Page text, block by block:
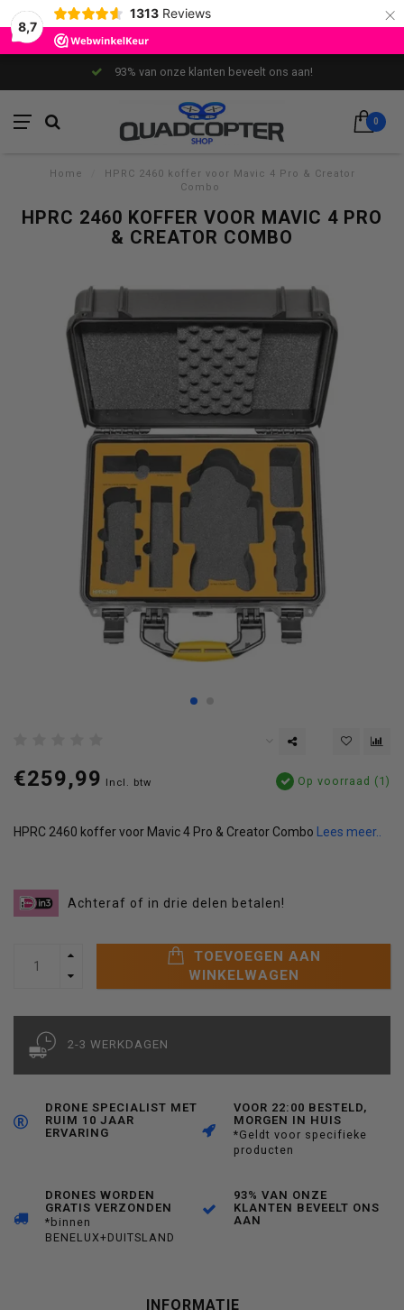
8,7
1313 Reviews ×
93% van onze klanten beveelt ons aan!
0
Home
HPRC 2460 koffer voor Mavic 4 Pro & Creator
Combo
HPRC 2460 KOFFER VOOR MAVIC 4 PRO
& CREATOR COMBO
€259,99 Incl. btw Op voorraad (1)
HPRC 2460 koffer voor Mavic 4 Pro & Creator Combo Lees meer..
Achteraf of in drie delen betalen!
TOEVOEGEN AAN
WINKELWAGEN
2-3 WERKDAGEN
DRONE SPECIALIST MET
RUIM 10 JAAR
ERVARING
VOOR 22:00 BESTELD,
MORGEN IN HUIS
*Geldt voor specifieke
producten
DRONES WORDEN
GRATIS VERZONDEN
*binnen
BENELUX+DUITSLAND
93% VAN ONZE
KLANTEN BEVEELT ONS
AAN
INFORMATIE